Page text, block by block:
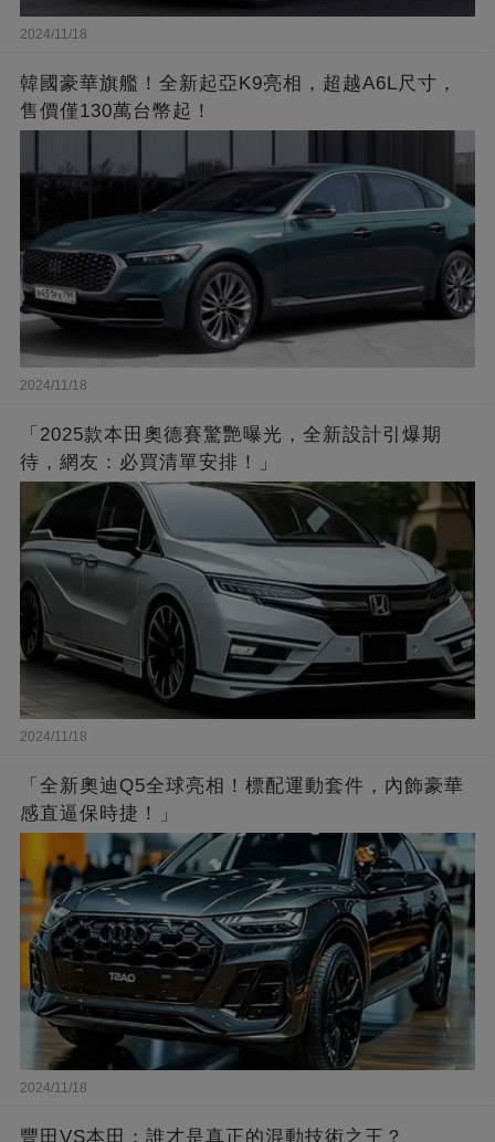
2024/11/18
韓國豪華旗艦！全新起亞K9亮相，超越A6L尺寸，
售價僅130萬台幣起！
2024/11/18
「2025款本田奧德賽驚艷曝光，全新設計引爆期
待，網友：必買清單安排！」
2024/11/18
「全新奧迪Q5全球亮相！標配運動套件，內飾豪華
感直逼保時捷！」
2024/11/18
豐田VS本田：誰才是真正的混動技術之王？